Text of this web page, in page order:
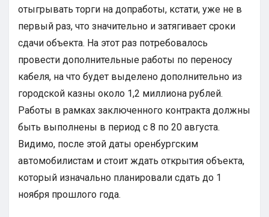
отыгрывать торги на допработы, кстати, уже не в
первый раз, что значительно и затягивает сроки
сдачи объекта. На этот раз потребовалось
провести дополнительные работы по переносу
кабеля, на что будет выделено дополнительно из
городской казны около 1,2 миллиона рублей.
Работы в рамках заключенного контракта должны
быть выполнены в период с 8 по 20 августа.
Видимо, после этой даты оренбургским
автомобилистам и стоит ждать открытия объекта,
который изначально планировали сдать до 1
ноября прошлого года.